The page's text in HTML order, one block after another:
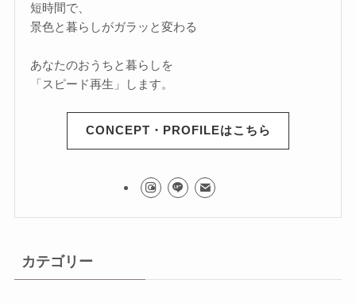
短時間で、
景色と暮らしがガラッと変わる
あなたのおうちと暮らしを
「スピード再生」します。
CONCEPT・PROFILEはこちら
カテゴリー